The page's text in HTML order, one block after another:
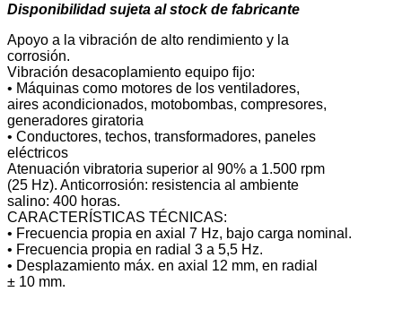
Disponibilidad sujeta al stock de fabricante
Apoyo a la vibración de alto rendimiento y la
corrosión.
Vibración desacoplamiento equipo fijo:
• Máquinas como motores de los ventiladores,
aires acondicionados, motobombas, compresores,
generadores giratoria
• Conductores, techos, transformadores, paneles
eléctricos
Atenuación vibratoria superior al 90% a 1.500 rpm
(25 Hz). Anticorrosión: resistencia al ambiente
salino: 400 horas.
CARACTERÍSTICAS TÉCNICAS:
• Frecuencia propia en axial 7 Hz, bajo carga nominal.
• Frecuencia propia en radial 3 a 5,5 Hz.
• Desplazamiento máx. en axial 12 mm, en radial
± 10 mm.